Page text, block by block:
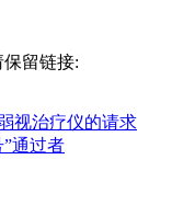
留链接:
视治疗仪的请求
通过者